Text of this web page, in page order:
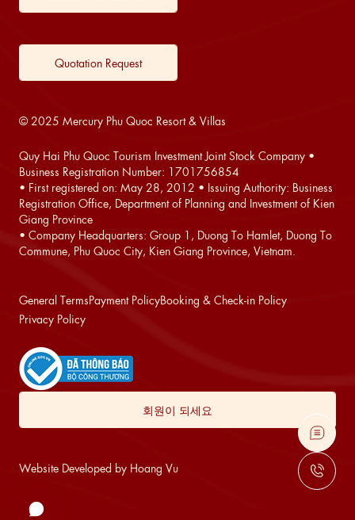
Quotation Request
© 2025 Mercury Phu Quoc Resort & Villas
Quy Hai Phu Quoc Tourism Investment Joint Stock Company •
Business Registration Number: 1701756854
• First registered on: May 28, 2012 • Issuing Authority: Business
Registration Office, Department of Planning and Investment of Kien
Giang Province
• Company Headquarters: Group 1, Duong To Hamlet, Duong To
Commune, Phu Quoc City, Kien Giang Province, Vietnam.
General TermsPayment PolicyBooking & Check-in Policy
Privacy Policy
회원이 되세요
Website Developed by Hoang Vu